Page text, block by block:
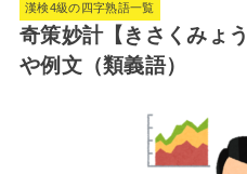
漢検4級の四字熟語一覧
奇策妙計【きさくみょ
や例文（類義語）